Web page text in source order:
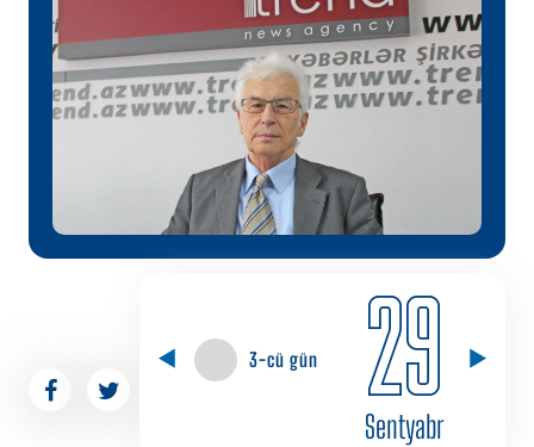
3-cü gün 29
Sentyabr